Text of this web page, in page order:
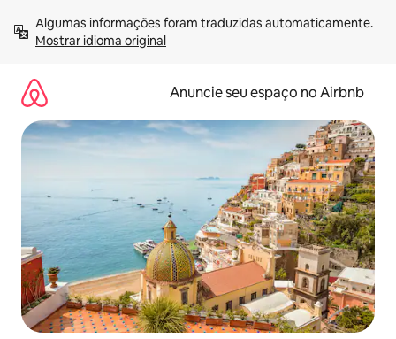
para
Mostrar idioma original
Anuncie seu espaço no Airbnb